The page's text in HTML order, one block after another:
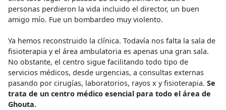
personas perdieron la vida incluido el director, un buen
amigo mío. Fue un bombardeo muy violento.
Ya hemos reconstruido la clínica. Todavía nos falta la sala de
fisioterapia y el área ambulatoria es apenas una gran sala.
No obstante, el centro sigue facilitando todo tipo de
servicios médicos, desde urgencias, a consultas externas
pasando por cirugías, laboratorios, rayos x y fisioterapia. Se
trata de un centro médico esencial para todo el área de
Ghouta.